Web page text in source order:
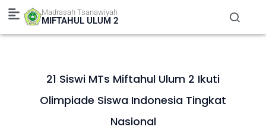
Skip
content
Madrasah Tsanawiyah
MIFTAHUL ULUM 2
21 Siswi MTs Miftahul Ulum 2 Ikuti
Olimpiade Siswa Indonesia Tingkat
Nasional